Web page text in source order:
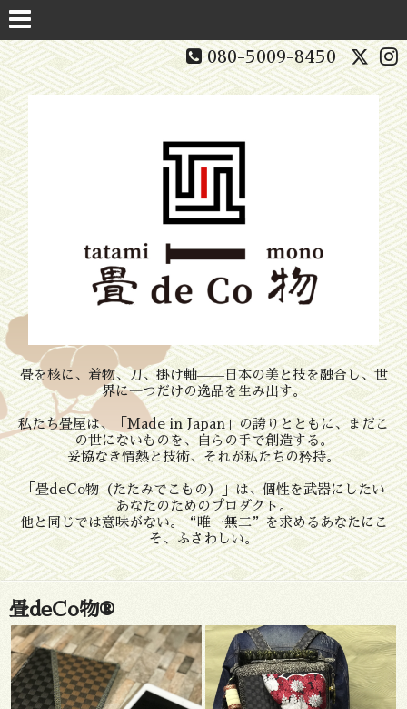
080-5009-8450
畳を核に、着物、刀、掛け軸——日本の美と技を融合し、世
界に一つだけの逸品を生み出す。
私たち畳屋は、「Made in Japan」の誇りとともに、まだこ
の世にないものを、自らの手で創造する。
妥協なき情熱と技術、それが私たちの矜持。
「畳deCo物（たたみでこもの）」は、個性を武器にしたい
あなたのためのプロダクト。
他と同じでは意味がない。“唯一無二”を求めるあなたにこ
そ、ふさわしい。
畳deCo物®